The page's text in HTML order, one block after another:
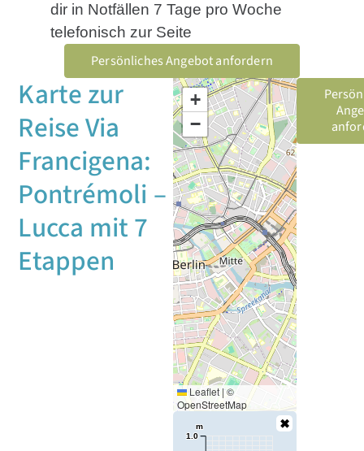
dir in Notfällen 7 Tage pro Woche
telefonisch zur Seite
Persönliches Angebot anfordern
Karte zur
Reise Via
Francigena:
Pontrémoli –
Lucca mit 7
Etappen
+
−
Leaflet |©
OpenStreetMap
1.0
m